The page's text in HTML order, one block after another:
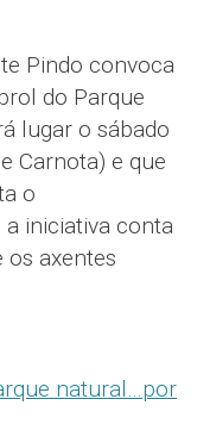
Pindo convoca
do Parque
lugar o sábado
Carnota) e que
o
iniciativa conta
os axentes
natural…por